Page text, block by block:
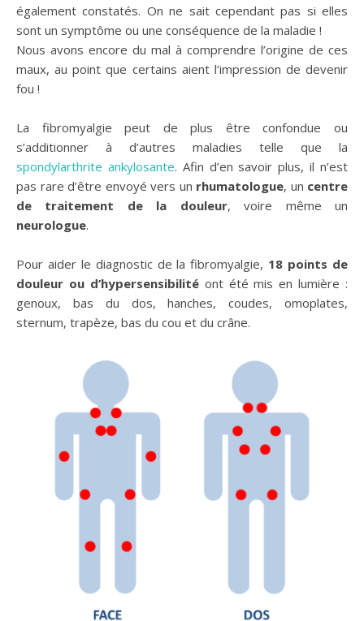
également constatés. On ne sait cependant pas si elles
sont un symptôme ou une conséquence de la maladie !
Nous avons encore du mal à comprendre l’origine de ces
maux, au point que certains aient l’impression de devenir
fou !
La fibromyalgie peut de plus être confondue ou
s’additionner à d’autres maladies telle que la
spondylarthrite ankylosante. Afin d’en savoir plus, il n’est
pas rare d’être envoyé vers un rhumatologue, un centre
de traitement de la douleur, voire même un
neurologue.
Pour aider le diagnostic de la fibromyalgie, 18 points de
douleur ou d’hypersensibilitéont été mis en lumière :
genoux, bas du dos, hanches, coudes, omoplates,
sternum, trapèze, bas du cou et du crâne.